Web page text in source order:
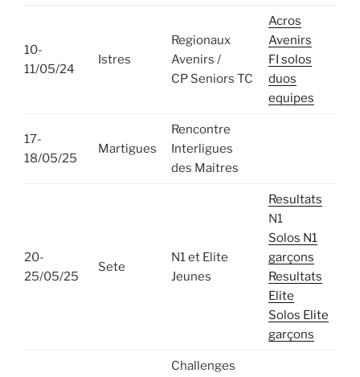
10-
11/05/24
Istres
Regionaux
Avenirs /
CP Seniors TC
Acros
Avenirs
FI solos
duos
equipes
17-
18/05/25
Martigues
Rencontre
Interligues
des Maitres
20-
25/05/25
Sete
N1 et Elite
Jeunes
Resultats
N1
Solos N1
garçons
Resultats
Elite
Solos Elite
garçons
Challenges